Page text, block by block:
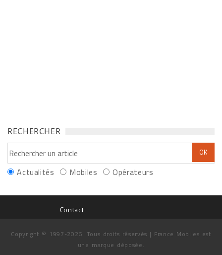
RECHERCHER
Actualités Mobiles Opérateurs
Contact
Copyright © 1997-2026. Tous droits réservés | France Mobiles est
une marque déposée.